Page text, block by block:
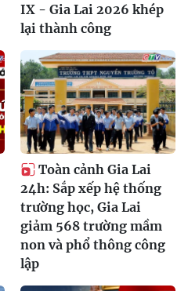
IX - Gia Lai 2026 khép
lại thành công
Toàn cảnh Gia Lai
24h: Sắp xếp hệ thống
trường học, Gia Lai
giảm 568 trường mầm
non và phổ thông công
lập